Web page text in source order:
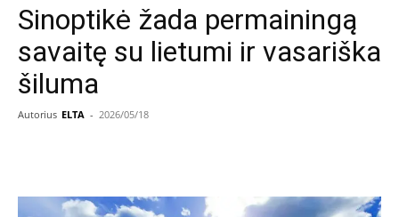
Sinoptikė žada permainingą
savaitę su lietumi ir vasariška
šiluma
Autorius ELTA - 2026/05/18